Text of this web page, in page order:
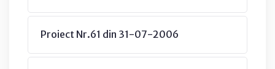
Proiect Nr.61 din 31-07-2006